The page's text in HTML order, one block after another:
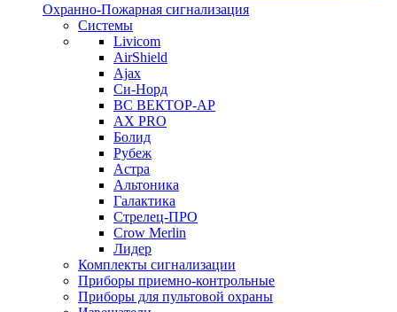
Охранно-Пожарная сигнализация
Системы
Livicom
AirShield
Ajax
Си-Норд
ВС ВЕКТОР-АР
AX PRO
Болид
Рубеж
Астра
Альтоника
Галактика
Стрелец-ПРО
Crow Merlin
Лидер
Комплекты сигнализации
Приборы приемно-контрольные
Приборы для пультовой охраны